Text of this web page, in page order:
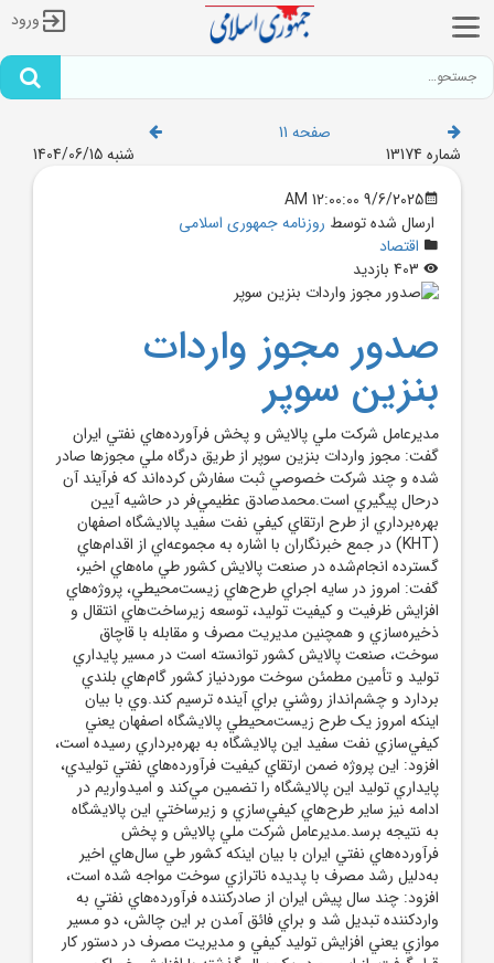
ورود
صفحه 11
شماره 13174
شنبه 1404/06/15
9/6/2025 12:00:00 AM
ارسال شده توسط روزنامه جمهوری اسلامی
اقتصاد
صدور مجوز واردات
بنزين سوپر
مديرعامل شرکت ملي پالايش و پخش فرآورده‌هاي نفتي ايران
گفت: مجوز واردات بنزين سوپر از طريق درگاه ملي مجوز‌ها صادر
شده و چند شرکت خصوصي ثبت سفارش کرده‌اند که فرآيند آن
درحال پيگيري است.محمدصادق عظيمي‌فر در حاشيه آيين
بهره‌برداري از طرح ارتقاي کيفي نفت سفيد پالايشگاه اصفهان
(KHT) در جمع خبرنگاران با اشاره به مجموعه‌اي از اقدام‌هاي
گسترده انجام‌شده در صنعت پالايش کشور طي ماه‌هاي اخير،
گفت: امروز در سايه اجراي طرح‌هاي زيست‌محيطي، پروژه‌هاي
افزايش ظرفيت و کيفيت توليد، توسعه زيرساخت‌هاي انتقال و
ذخيره‌سازي و همچنين مديريت مصرف و مقابله با قاچاق
سوخت، صنعت پالايش کشور توانسته است در مسير پايداري
توليد و تأمين مطمئن سوخت موردنياز کشور گام‌هاي بلندي
بردارد و چشم‌انداز روشني براي آينده ترسيم کند.وي با بيان
اينکه امروز يک طرح زيست‌محيطي پالايشگاه اصفهان يعني
کيفي‌سازي نفت سفيد اين پالايشگاه به بهره‌برداري رسيده است،
افزود: اين پروژه ضمن ارتقاي کيفيت فرآورده‌هاي نفتي توليدي،
پايداري توليد اين پالايشگاه را تضمين مي‌کند و اميدواريم در
ادامه نيز ساير طرح‌هاي کيفي‌سازي و زيرساختي اين پالايشگاه
به نتيجه برسد.مديرعامل شرکت ملي پالايش و پخش
فرآورده‌هاي نفتي ايران با بيان اينکه کشور طي سال‌هاي اخير
به‌دليل رشد مصرف با پديده ناترازي سوخت مواجه شده است،
افزود: چند سال پيش ايران از صادرکننده فرآورده‌هاي نفتي به
واردکننده تبديل شد و براي فائق آمدن بر اين چالش، دو مسير
موازي يعني افزايش توليد کيفي و مديريت مصرف در دستور کار